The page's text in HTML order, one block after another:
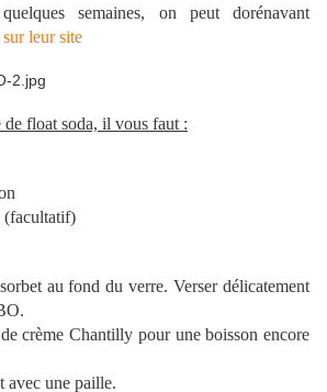
semaines, on peut dorénavant
sur leur site
float soda, il vous faut :
(facultatif)
au fond du verre. Verser délicatement
crème Chantilly pour une boisson encore
avec une paille.